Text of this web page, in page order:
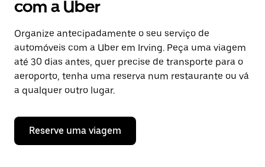
com a Uber
Organize antecipadamente o seu serviço de
automóveis com a Uber em Irving. Peça uma viagem
até 30 dias antes, quer precise de transporte para o
aeroporto, tenha uma reserva num restaurante ou vá
a qualquer outro lugar.
Reserve uma viagem